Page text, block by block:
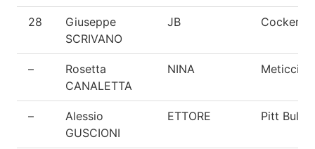
28
Giuseppe
SCRIVANO
JB Cocker
–
Rosetta
CANALETTA
NINA Meticcio
–
Alessio
GUSCIONI
ETTORE Pitt Bull